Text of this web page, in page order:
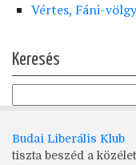
Vértes, Fáni-völgy
Keresés
Budai Liberális Klub
tiszta beszéd a